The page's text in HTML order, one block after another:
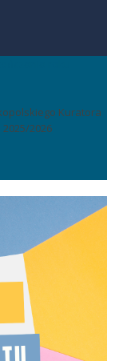
Kuratora
2026